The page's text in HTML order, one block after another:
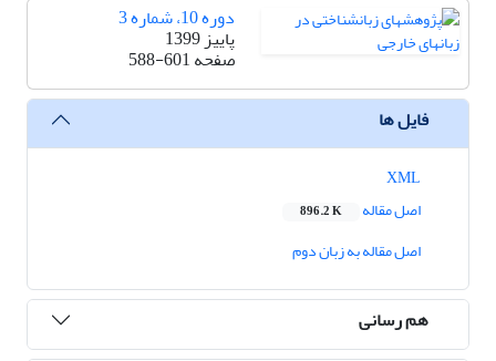
دوره 10، شماره 3
پاییز 1399
صفحه588-601
فایل ها
اصل مقاله
896.2 K
اصل مقاله به زبان دوم
هم رسانی